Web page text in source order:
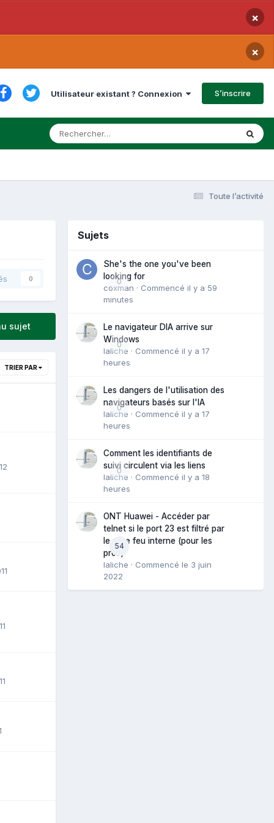
×
×
Utilisateur existant ? Connexion S’inscrire
Toute l’activité
0
sujet
TRIER PAR
Sujets
0
She's the one you've been
looking for
coxman · Commencé il y a 59
minutes
0
Le navigateur DIA arrive sur
Windows
laliche · Commencé il y a 17
heures
0
Les dangers de l'utilisation des
navigateurs basés sur l'IA
laliche · Commencé il y a 17
heures
0
Comment les identifiants de
suivi circulent via les liens
laliche · Commencé il y a 18
heures
54
ONT Huawei - Accéder par
telnet si le port 23 est filtré par
le pare feu interne (pour les
pros)
laliche · Commencé le 3 juin
2022